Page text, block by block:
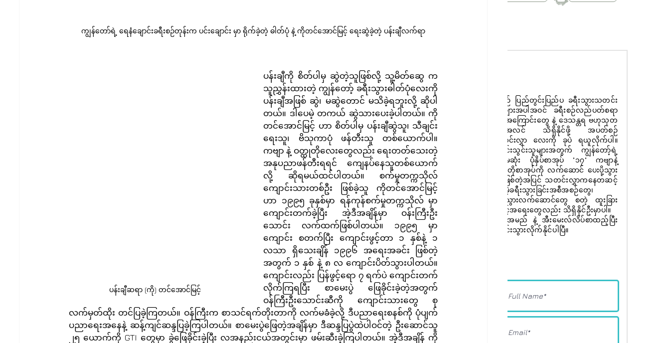
နေ့စဉ် ပြည်တွင်းပြည်ပ ခရီးသွားသတင်း
ထူးများအပါအဝင် ခရီးစဉ်လည်ပတ်စရာ
များအကြောင်းတွေ နဲ့ ဒေသန္တရ ဗဟုသုတ
အစုံအလင် သိရှိနိုင်ဖို့ အပတ်စဉ်
သတင်းလွှာ လေးကို ခုပဲ ရယူလိုက်ပါ။
စာရင်းသွင်းသူများအတွက် ကျွန်တော့်ရဲ့
ပထမဆုံး ပုံနှိပ်စာအုပ် "၁၇" ကဗျာနဲ့
ဝတ္ထုတိုစာအုပ်ကို လက်ဆောင် ပေးပို့သွား
မှာ ဖြစ်တဲ့အပြင် သတင်းလွှာကနေတဆင့်
အခမဲ့ခရီးသွားခြင်းအစီအစဉ်တွေ၊
ခရီးသွားလက်ဆောင်တွေ စတဲ့ ထူးခြား
အခွင့်အရေးတွေလည်း သိရှိနိုင်ဦးမှာပါ။
ခုပဲ အမည် နဲ့ အီးမေးလ်လိပ်စာထည့်ပြီး
စာရင်းသွားလိုက်နိုင်ပါပြီ။
ကျွန်တော်ရဲ့ ရေနံချောင်းခရီးစဉ်တုန်းက ပင်းချောင်း မှာ ရိုက်ခဲ့တဲ့ ဓါတ်ပုံ နဲ့ ကိုတင်အောင်မြင့် ရေးဆွဲခဲ့တဲ့ ပန်းချီလက်ရာ
ပန်းချီဆရာ (ကို) တင်အောင်မြင့်
ပန်းချီကို စိတ်ပါမှ ဆွဲတဲ့သူဖြစ်လို့ သူ့မိတ်ဆွေ က
သူညွှန်းထားတဲ့ ကျွန်တော့် ခရီးသွားဓါတ်ပုံလေးကို
ပန်းချီအဖြစ် ဆွဲ၊ မဆွဲတောင် မသိခဲ့ရဘူးလို့ ဆိုပါ
တယ်။ ဒါပေမဲ့ တကယ် ဆွဲသားပေးခဲ့ပါတယ်။ ကို
တင်အောင်မြင့် ဟာ စိတ်ပါမှ ပန်းချီဆွဲသူ၊ သီချင်း
ရေးသူ၊ ဗိသုကာပုံ ဖန်တီးသူ တစ်ယောက်ပါ။
ကဗျာ နဲ့ ဝတ္ထုတိုလေးတွေလည်း ရေးတတ်သေးတဲ့
အနုပညာဖန်တီးရရင် ကျေနပ်နေသူတစ်ယောက်
လို့ ဆိုရမယ်ထင်ပါတယ်။ စက်မှုတက္ကသိုလ်
ကျောင်းသားတစ်ဦး ဖြစ်ခဲ့သူ ကိုတင်အောင်မြင့်
ဟာ ၁၉၉၅ ခုနှစ်မှာ ရန်ကုန်စက်မှုတက္ကသိုလ် မှာ
ကျောင်းတက်ခဲ့ပြီး အဲ့ဒီအချိန်မှာ ဝန်းကြီးဦး
သောင်း လက်ထက်ဖြစ်ပါတယ်။ ၁၉၉၅ မှာ
ကျောင်း စတက်ပြီး ကျောင်းဖွင့်တာ ၁ နှစ်နဲ့ ၁
လသာ ရှိသေးချိန် ၁၉၉၆ အရေးအခင်း ဖြစ်တဲ့
အတွက် ၁ နှစ် နဲ့ ၈ လ ကျောင်းပိတ်သွားပါတယ်။
ကျောင်းလည်း ပြန်ဖွင့်ရော ၇ ရက်ပဲ ကျောင်းတက်
လိုက်ကြရပြီး စာမေးပွဲ ဖြေခိုင်းခဲ့တဲ့အတွက်
ဝန်ကြီးဦးသောင်းဆီကို ကျောင်းသားတွေ စု
လက်မှတ်ထိုး တင်ပြခဲ့ကြတယ်။ ဝန်ကြီးက စာသင်ရက်တိုးတာကို လက်မခံခဲ့လို့ ဒီပညာရေးစနစ်ကို ပုံပျက်
ပညာရေးအနေနဲ့ ဆန့်ကျင်ဆန္ဒပြခဲ့ကြပါတယ်။ စာမေးပွဲဖြေတဲ့အချိန်မှာ ဒီဆန္ဒပြပွဲထဲပါဝင်တဲ့ ဦးဆောင်သူ
၂၅ ယောက်ကို GTI တွေမှာ ခွဲဖြေခိုင်းခဲ့ပြီး လအနည်းငယ်အတွင်းမှာ ဖမ်းဆီးခဲ့ကြပါတယ်။ အဲ့ဒီအချိန် ကို